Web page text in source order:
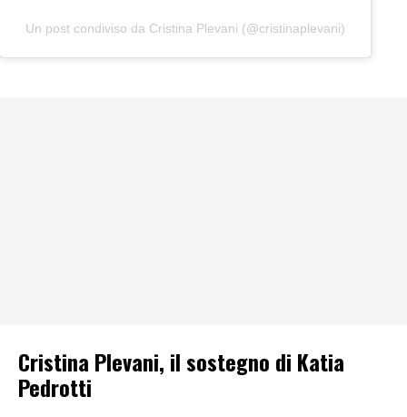
Un post condiviso da Cristina Plevani (@cristinaplevani)
Cristina Plevani, il sostegno di Katia
Pedrotti